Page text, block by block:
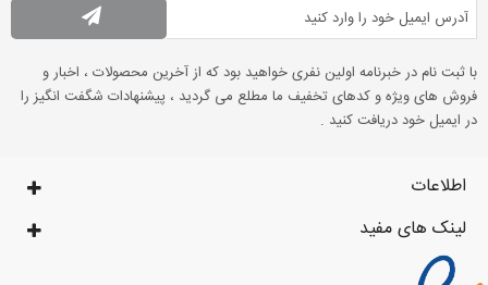
با ثبت نام در خبرنامه اولین نفری خواهید بود که از آخرین محصولات ، اخبار و
فروش های ویژه و کدهای تخفیف ما مطلع می گردید ، پیشنهادات شگفت انگیز را
در ایمیل خود دریافت کنید .
اطلاعات
لینک های مفید